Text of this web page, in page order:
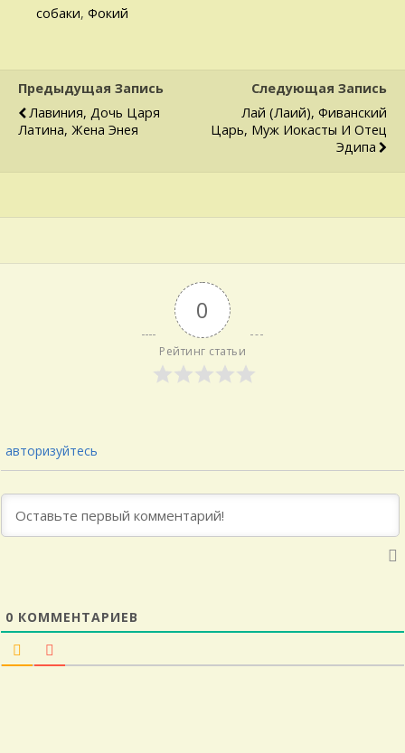
собаки, Фокий
Предыдущая Запись
Лавиния, Дочь Царя
Латина, Жена Энея
Следующая Запись
Лай (Лаий), Фиванский
Царь, Муж Иокасты И Отец
Эдипа
0
Рейтинг статьи
авторизуйтесь
0 КОММЕНТАРИЕВ